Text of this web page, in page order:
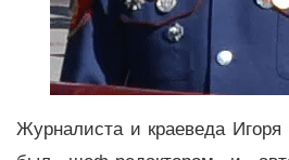
Журналиста и краеведа Игоря